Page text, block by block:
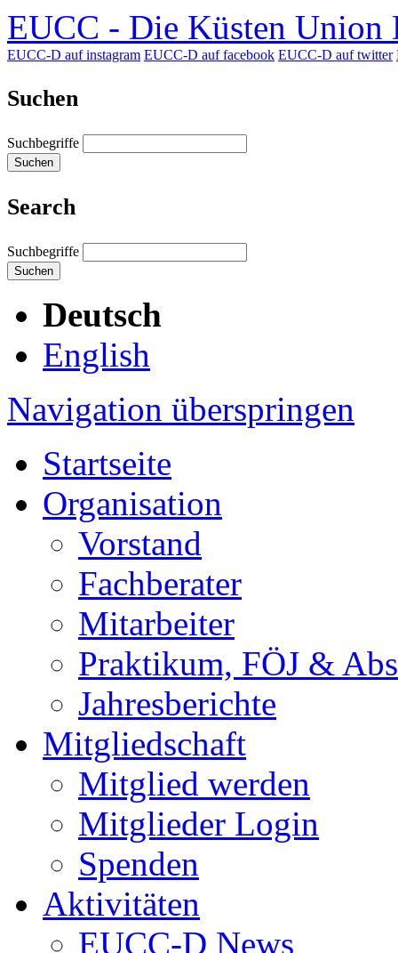
EUCC - Die Küsten Union
EUCC-D auf instagram EUCC-D auf facebook EUCC-D auf twitter
Suchen
Suchbegriffe
Suchen
Search
Suchbegriffe
Suchen
Deutsch
English
Navigation überspringen
Startseite
Organisation
Vorstand
Fachberater
Mitarbeiter
Praktikum, FÖJ &
Jahresberichte
Mitgliedschaft
Mitglied werden
Mitglieder Login
Spenden
Aktivitäten
EUCC-D News